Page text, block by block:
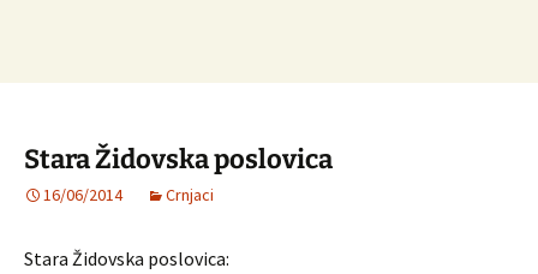
Stara Židovska poslovica
16/06/2014 Crnjaci
Stara Židovska poslovica: